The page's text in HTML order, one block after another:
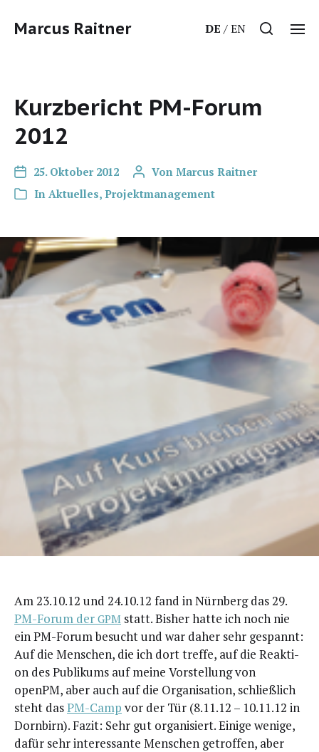
Marcus Raitner DE EN
Kurzbericht PM-Forum
2012
25. Oktober 2012 Von Marcus Raitner
In Aktuelles, Projektmanagement
Am 23.10.12 und 24.10.12 fand in Nürn­berg das 29.
PM-Forum der GPM statt. Bis­her hat­te ich noch nie
ein PM-Forum besucht und war daher sehr gespannt:
Auf die Men­schen, die ich dort tref­fe, auf die Reak­ti­
on des Publi­kums auf mei­ne Vor­stel­lung von
openPM, aber auch auf die Orga­ni­sa­ti­on, schließ­lich
steht dasPM-Camp vor der Tür (8.11.12 – 10.11.12 in
Dorn­birn). Fazit: Sehr gut orga­ni­siert. Eini­ge weni­ge,
dafür sehr inter­es­san­te Men­schen getrof­fen, aber